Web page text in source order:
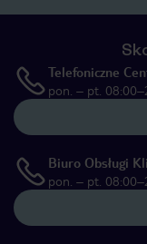
Telefoniczne
pon. – pt.
Biuro Obsługi
pon. – pt.